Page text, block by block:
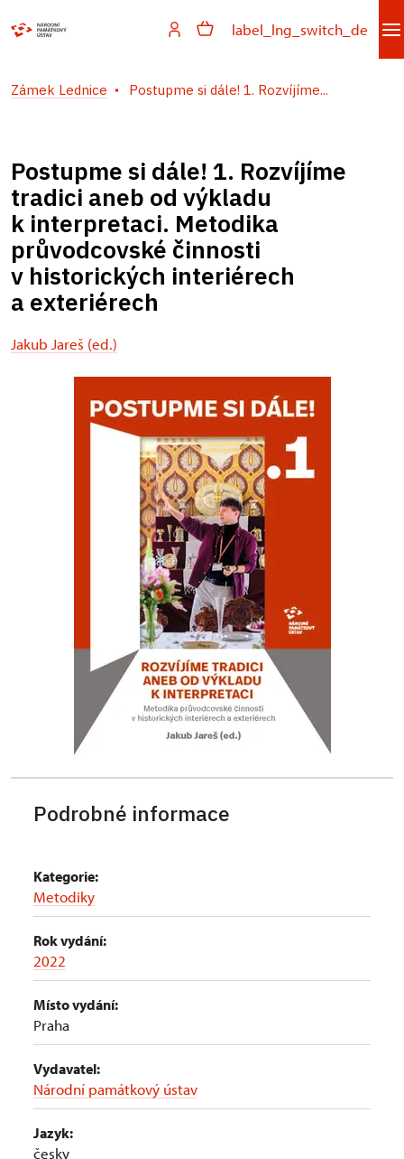
label_lng_switch_de
Zámek Lednice Postupme si dále! 1. Rozvíjíme...
Postupme si dále! 1. Rozvíjíme
tradici aneb od výkladu
k interpretaci. Metodika
průvodcovské činnosti
v historických interiérech
a exteriérech
Jakub Jareš (ed.)
Podrobné informace
Kategorie:
Metodiky
Rok vydání:
2022
Místo vydání:
Praha
Vydavatel:
Národní památkový ústav
Jazyk:
česky